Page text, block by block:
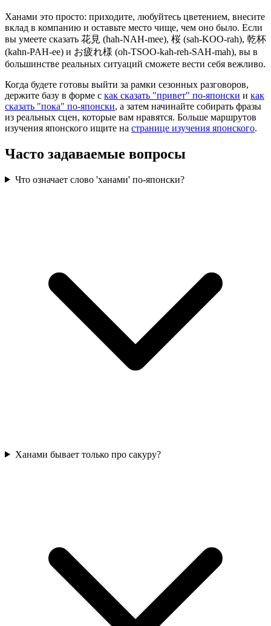
Ханами это просто: приходите, любуйтесь цветением, внесите
вклад в компанию и оставьте место чище, чем оно было. Если
вы умеете сказать 花見 (hah-NAH-mee), 桜 (sah-KOO-rah), 乾杯
(kahn-PAH-ee) и お疲れ様 (oh-TSOO-kah-reh-SAH-mah), вы в
большинстве реальных ситуаций сможете вести себя вежливо.
Когда будете готовы выйти за рамки сезонных разговоров,
держите базу в форме с как сказать "привет" по-японски и как
сказать "пока" по-японски, а затем начинайте собирать фразы
из реальных сцен, которые вам нравятся. Больше маршрутов
изучения японского ищите на странице изучения японского.
Часто задаваемые вопросы
Что означает слово 'ханами' по-японски?
Ханами бывает только про сакуру?